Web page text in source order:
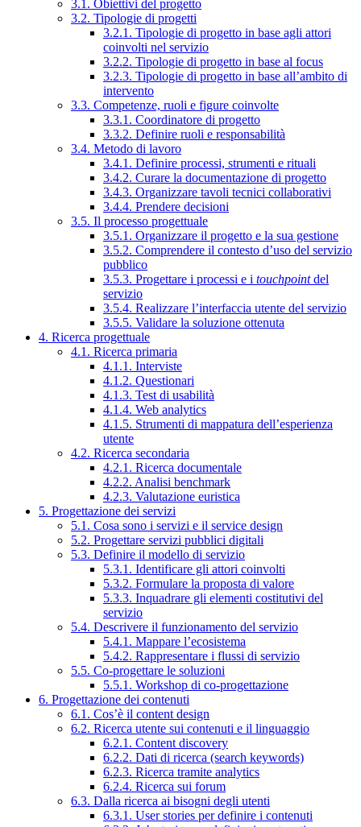
3.1. Obiettivi del progetto
3.2. Tipologie di progetti
3.2.1. Tipologie di progetto in base agli attori
coinvolti nel servizio
3.2.2. Tipologie di progetto in base al focus
3.2.3. Tipologie di progetto in base all’ambito di
intervento
3.3. Competenze, ruoli e figure coinvolte
3.3.1. Coordinatore di progetto
3.3.2. Definire ruoli e responsabilità
3.4. Metodo di lavoro
3.4.1. Definire processi, strumenti e rituali
3.4.2. Curare la documentazione di progetto
3.4.3. Organizzare tavoli tecnici collaborativi
3.4.4. Prendere decisioni
3.5. Il processo progettuale
3.5.1. Organizzare il progetto e la sua gestione
3.5.2. Comprendere il contesto d’uso del servizio
pubblico
3.5.3. Progettare i processi e i touchpointdel
servizio
3.5.4. Realizzare l’interfaccia utente del servizio
3.5.5. Validare la soluzione ottenuta
4. Ricerca progettuale
4.1. Ricerca primaria
4.1.1. Interviste
4.1.2. Questionari
4.1.3. Test di usabilità
4.1.4. Web analytics
4.1.5. Strumenti di mappatura dell’esperienza
utente
4.2. Ricerca secondaria
4.2.1. Ricerca documentale
4.2.2. Analisi benchmark
4.2.3. Valutazione euristica
5. Progettazione dei servizi
5.1. Cosa sono i servizi e il service design
5.2. Progettare servizi pubblici digitali
5.3. Definire il modello di servizio
5.3.1. Identificare gli attori coinvolti
5.3.2. Formulare la proposta di valore
5.3.3. Inquadrare gli elementi costitutivi del
servizio
5.4. Descrivere il funzionamento del servizio
5.4.1. Mappare l’ecosistema
5.4.2. Rappresentare i flussi di servizio
5.5. Co-progettare le soluzioni
5.5.1. Workshop di co-progettazione
6. Progettazione dei contenuti
6.1. Cos’è il content design
6.2. Ricerca utente sui contenuti e il linguaggio
6.2.1. Content discovery
6.2.2. Dati di ricerca (search keywords)
6.2.3. Ricerca tramite analytics
6.2.4. Ricerca sui forum
6.3. Dalla ricerca ai bisogni degli utenti
6.3.1. User stories per definire i contenuti